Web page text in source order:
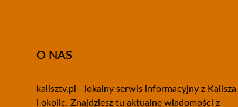
O NAS
kalisztv.pl - lokalny serwis informacyjny z Kalisza
i okolic. Znajdziesz tu aktualne wiadomości z